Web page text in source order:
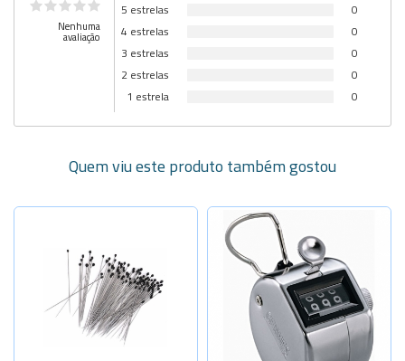
Nenhuma
avaliação
5 estrelas
0
4 estrelas
0
3 estrelas
0
2 estrelas
0
1 estrela
0
Quem viu este produto também gostou
N:000-40x0
-
N:00-40x0, -
-